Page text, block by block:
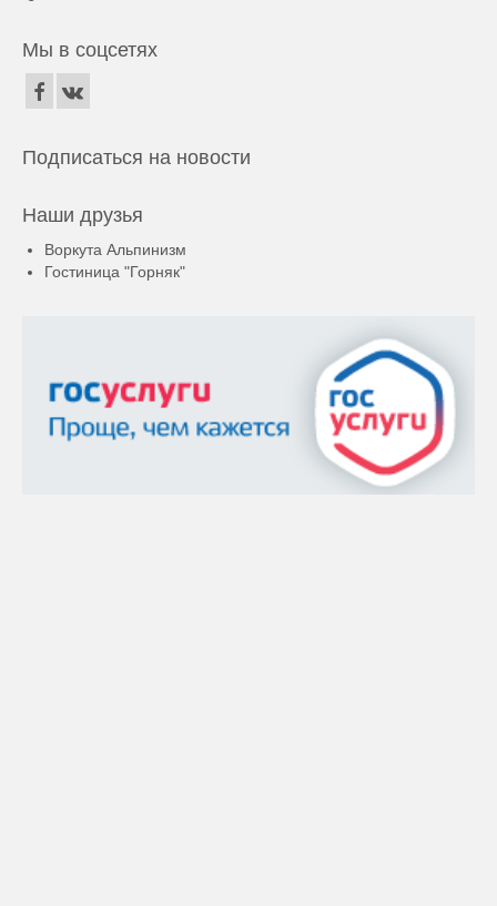
Мы в соцсетях
Подписаться на новости
Наши друзья
Воркута Альпинизм
Гостиница "Горняк"